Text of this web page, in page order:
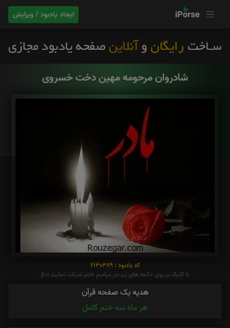
ایجاد یادبود / ویرایش
شادروان مرحومه مهین دخت خسروی
کد یادبود : 6130389
با کلیک بر روی دکمه های زیر،در مراسم ختم شرکت نمایید p:0
هدیه یک صفحه قرآن
هر ماه سه ختم کامل